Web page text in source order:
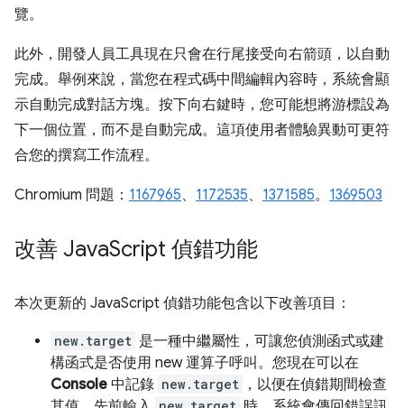
覽。
此外，開發人員工具現在只會在行尾接受向右箭頭 ，以自動
完成。舉例來說，當您在程式碼中間編輯內容時，系統會顯
示自動完成對話方塊。按下向右鍵時，您可能想將游標設為
下一個位置，而不是自動完成。這項使用者體驗異動可更符
合您的撰寫工作流程。
Chromium 問題： 1167965、 1172535、 1371585。 1369503
改善 JavaScript 偵錯功能
本次更新的 JavaScript 偵錯功能包含以下改善項目：
new.target 是一種中繼屬性，可讓您偵測函式或建
構函式是否使用 new 運算子呼叫。您現在可以在
Console 中記錄 new.target ，以便在偵錯期間檢查